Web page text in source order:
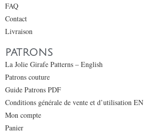
FAQ
Contact
Livraison
PATRONS
La Jolie Girafe Patterns – English
Patrons couture
Guide Patrons PDF
Conditions générale de vente et d’utilisation EN
Mon compte
Panier